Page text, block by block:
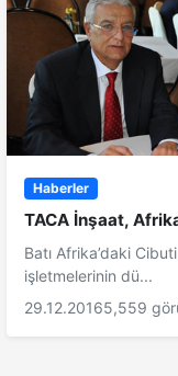
Haberler
TACA İnşaat,
Batı Afrika’daki
işletmelerinin dü...
29.12.20165,559